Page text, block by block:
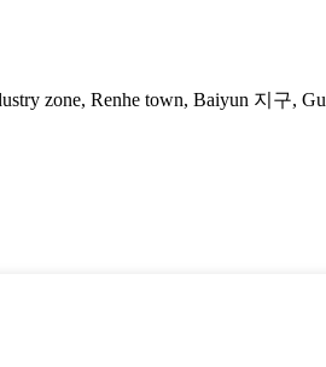
zone, Renhe town, Baiyun 지구,